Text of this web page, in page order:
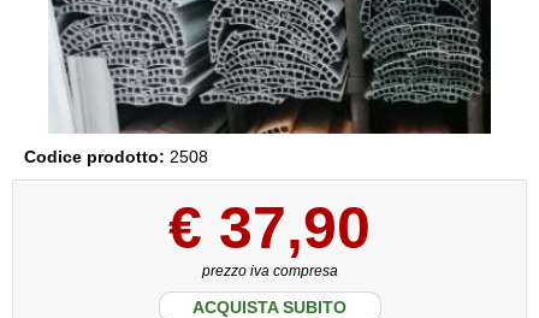
Codice prodotto: 2508
€ 37,90
prezzo iva compresa
ACQUISTA SUBITO